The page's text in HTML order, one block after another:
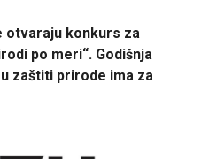
otvaraju konkurs za
po meri“. Godišnja
zaštiti prirode ima za